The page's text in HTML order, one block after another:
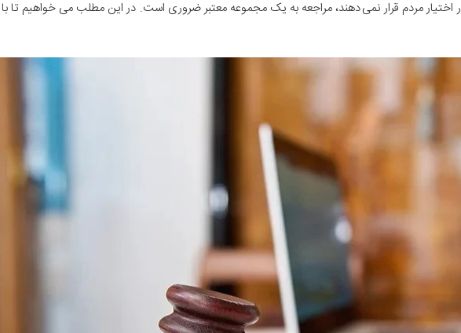
مردم قرار نمی دهند، مراجعه به یک مجموعه معتبر ضروری است. در این مطلب می خواهیم تا با